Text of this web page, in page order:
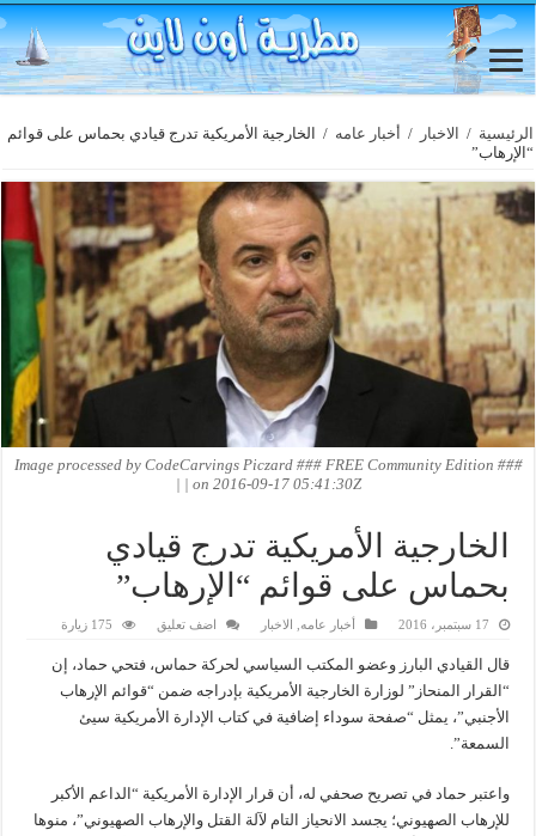
الرئيسية / الاخبار / أخبار عامه / الخارجية الأمريكية تدرج قيادي بحماس على قوائم
“الإرهاب”
Image processed by CodeCarvings Piczard ### FREE Community Edition ###
on 2016-09-17 05:41:30Z | |
الخارجية الأمريكية تدرج قيادي
بحماس على قوائم “الإرهاب”
17 سبتمبر، 2016 أخبار عامه, الاخبار اضف تعليق 175 زيارة
قال القيادي البارز وعضو المكتب السياسي لحركة حماس، فتحي حماد، إن
“القرار المنحاز” لوزارة الخارجية الأمريكية بإدراجه ضمن “قوائم الإرهاب
الأجنبي”، يمثل “صفحة سوداء إضافية في كتاب الإدارة الأمريكية سيئ
السمعة”.
واعتبر حماد في تصريح صحفي له، أن قرار الإدارة الأمريكية “الداعم الأكبر
للإرهاب الصهيوني؛ يجسد الانحياز التام لآلة القتل والإرهاب الصهيوني”، منوها